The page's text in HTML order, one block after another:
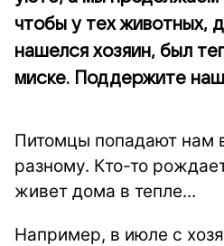
чтобы у тех животных,
нашелся хозяин, был
миске. Поддержите
Питомцы попадают нам
разному. Кто-то
живет дома в тепле...
Например, в июле с